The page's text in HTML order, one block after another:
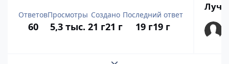
Ответов
60
Просмотры
5,3 тыс.
Создано
21 г21 г
Последний ответ
19 г19 г